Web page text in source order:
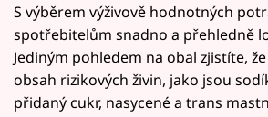
S výběrem výživově hodnotných
spotřebitelům snadno a přehledně
Jediným pohledem na obal zjistíte,
obsah rizikových živin, jako jsou
přidaný cukr, nasycené a trans